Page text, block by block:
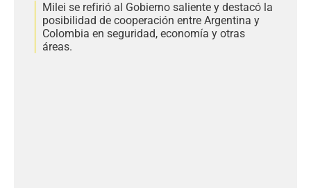
Milei se refirió al Gobierno saliente y destacó la
posibilidad de cooperación entre Argentina y
Colombia en seguridad, economía y otras
áreas.